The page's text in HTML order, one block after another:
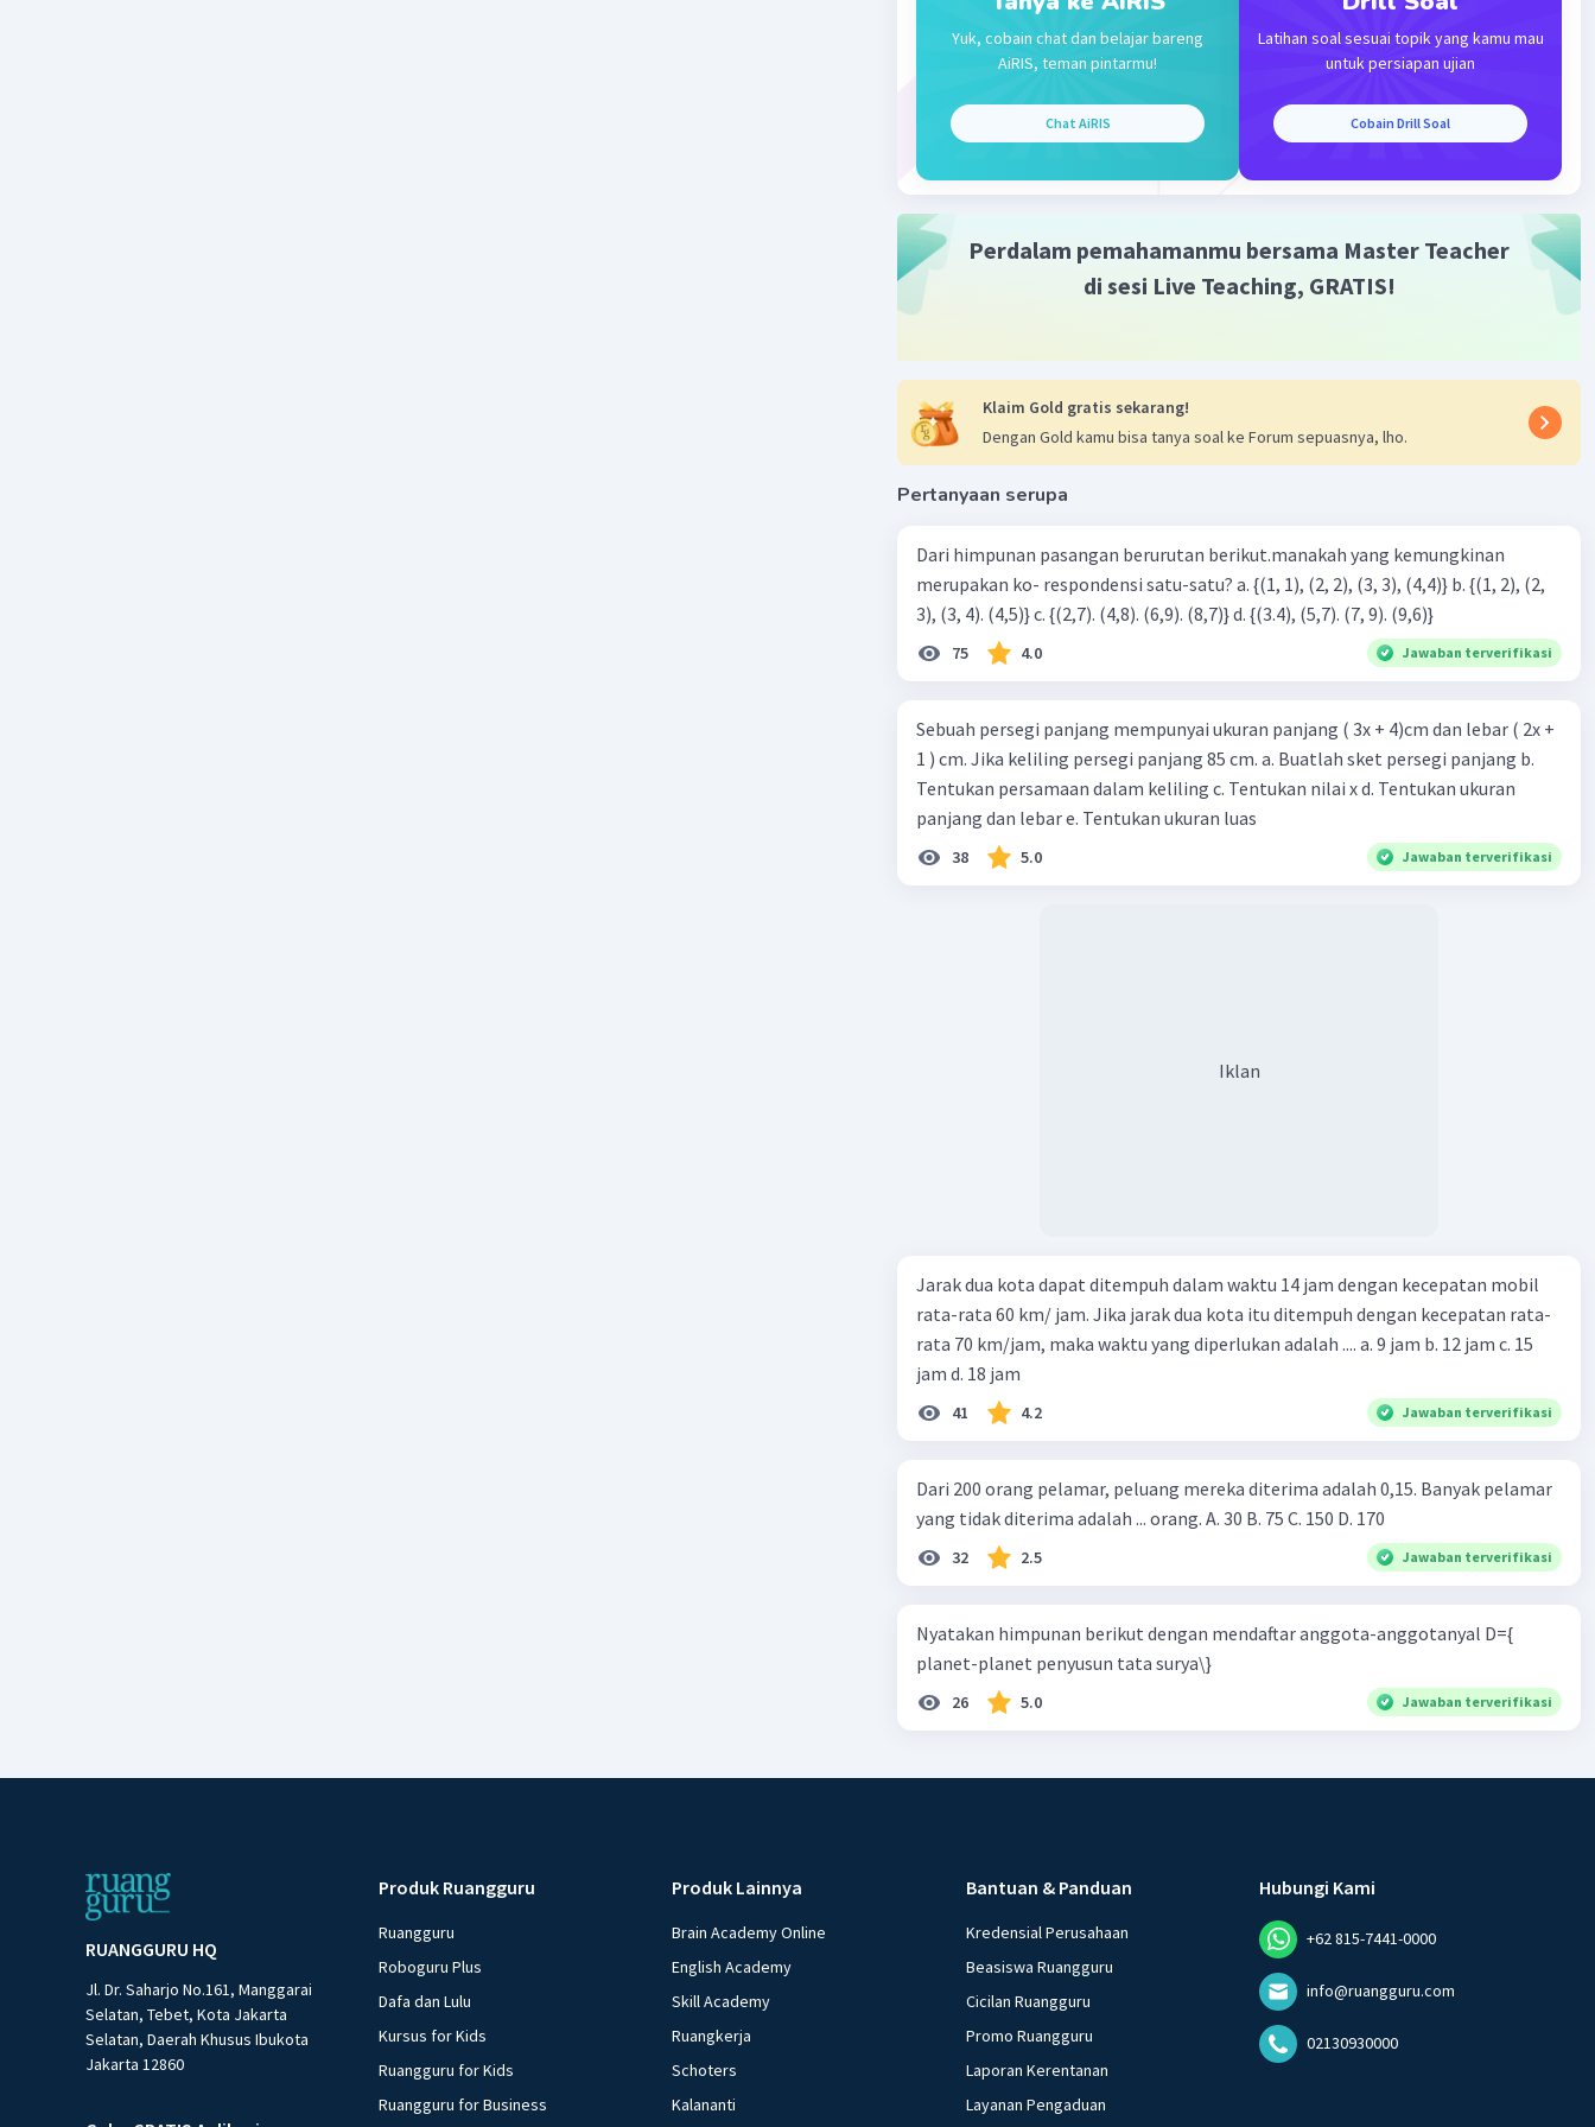
n(B) + n(B
Jadi, n(A) + n(A c ) = 5 + 4 = 9
Beri Rating·0.0(0) Balas
Yuk, cobain chat dan belajar bareng
AiRIS, teman pintarmu!
Chat AiRIS
Latihan soal sesuai topik yang kamu mau
untuk persiapan ujian
Cobain Drill Soal
Perdalam pemahamanmu bersama Master Teacher
di sesi Live Teaching, GRATIS!
Klaim Gold gratis sekarang!
Dengan Gold kamu bisa tanya soal ke Forum sepuasnya, lho.
Pertanyaan serupa
Dari himpunan pasangan berurutan berikut.manakah yang kemungkinan
merupakan ko- respondensi satu-satu? a. {(1, 1), (2, 2), (3, 3), (4,4)} b. {(1, 2), (2,
3), (3, 4). (4,5)} c. {(2,7). (4,8). (6,9). (8,7)} d. {(3.4), (5,7). (7, 9). (9,6)}
75 4.0 Jawaban terverifikasi
Sebuah persegi panjang mempunyai ukuran panjang ( 3x + 4)cm dan lebar ( 2x +
1 ) cm. Jika keliling persegi panjang 85 cm. a. Buatlah sket persegi panjang b.
Tentukan persamaan dalam keliling c. Tentukan nilai x d. Tentukan ukuran
panjang dan lebar e. Tentukan ukuran luas
38 5.0 Jawaban terverifikasi
Iklan
Jarak dua kota dapat ditempuh dalam waktu 14 jam dengan kecepatan mobil
rata-rata 60 km/ jam. Jika jarak dua kota itu ditempuh dengan kecepatan rata-
rata 70 km/jam, maka waktu yang diperlukan adalah .... a. 9 jam b. 12 jam c. 15
jam d. 18 jam
41 4.2 Jawaban terverifikasi
Dari 200 orang pelamar, peluang mereka diterima adalah 0,15. Banyak pelamar
yang tidak diterima adalah ... orang. A. 30 B. 75 C. 150 D. 170
32 2.5 Jawaban terverifikasi
Nyatakan himpunan berikut dengan mendaftar anggota-anggotanyal D={
planet-planet penyusun tata surya\}
26 5.0 Jawaban terverifikasi
RUANGGURU HQ
Jl. Dr. Saharjo No.161, Manggarai
Selatan, Tebet, Kota Jakarta
Selatan, Daerah Khusus Ibukota
Jakarta 12860
Produk Ruangguru
Ruangguru
Roboguru Plus
Dafa dan Lulu
Kursus for Kids
Ruangguru for Kids
Ruangguru for Business
Produk Lainnya
Brain Academy Online
English Academy
Skill Academy
Ruangkerja
Schoters
Kalananti
Bantuan & Panduan
Kredensial Perusahaan
Beasiswa Ruangguru
Cicilan Ruangguru
Promo Ruangguru
Laporan Kerentanan
Layanan Pengaduan
Hubungi Kami
+62 815-7441-0000
info@ruangguru.com
02130930000